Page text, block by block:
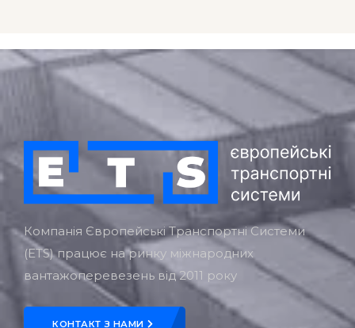
Компанія Європейські Транспортні Системи
(ETS) працює на ринку міжнародних
вантажоперевезень від 2011 року
КОНТАКТ З НАМИ
Навігація